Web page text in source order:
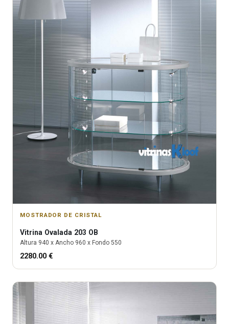
MOSTRADOR DE CRISTAL
Vitrina Ovalada 203 OB
Altura 940 x Ancho 960 x Fondo 550
2280.00 €